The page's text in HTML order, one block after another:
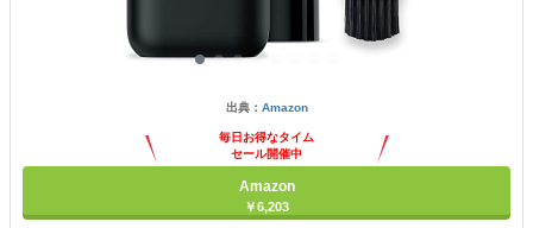
出典： Amazon
毎日お得なタイム
セール開催中
Amazon
￥6,203